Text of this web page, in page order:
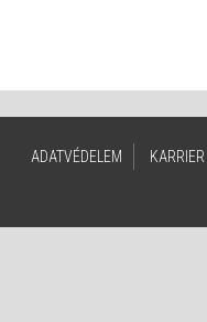
ADATVÉDELEM KARRIER